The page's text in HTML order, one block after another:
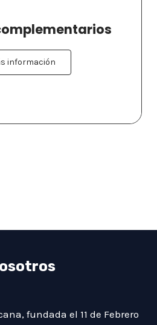
información
fundada el 11 de Febrero